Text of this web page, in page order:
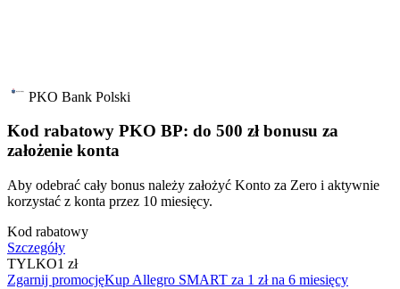
PKO Bank Polski
Kod rabatowy PKO BP: do 500 zł bonusu za
założenie konta
Aby odebrać cały bonus należy założyć Konto za Zero i aktywnie
korzystać z konta przez 10 miesięcy.
Kod rabatowy
Szczegóły
TYLKO1 zł
Zgarnij promocjęKup Allegro SMART za 1 zł na 6 miesięcy